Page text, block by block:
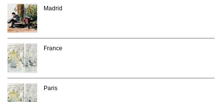
Madrid
France
Paris